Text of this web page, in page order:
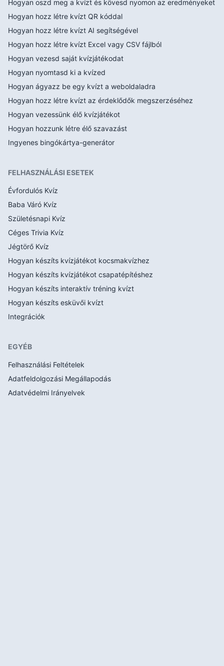
Hogyan oszd meg a kvízt és kövesd nyomon az eredményeket
Hogyan hozz létre kvízt QR kóddal
Hogyan hozz létre kvízt AI segítségével
Hogyan hozz létre kvízt Excel vagy CSV fájlból
Hogyan vezesd saját kvízjátékodat
Hogyan nyomtasd ki a kvízed
Hogyan ágyazz be egy kvízt a weboldaladra
Hogyan hozz létre kvízt az érdeklődők megszerzéséhez
Hogyan vezessünk élő kvízjátékot
Hogyan hozzunk létre élő szavazást
Ingyenes bingókártya-generátor
FELHASZNÁLÁSI ESETEK
Évfordulós Kvíz
Baba Váró Kvíz
Születésnapi Kvíz
Céges Trivia Kvíz
Jégtörő Kvíz
Hogyan készíts kvízjátékot kocsmakvízhez
Hogyan készíts kvízjátékot csapatépítéshez
Hogyan készíts interaktív tréning kvízt
Hogyan készíts esküvői kvízt
Integrációk
EGYÉB
Felhasználási Feltételek
Adatfeldolgozási Megállapodás
Adatvédelmi Irányelvek